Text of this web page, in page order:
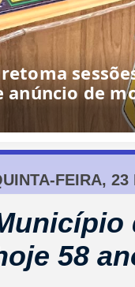
anúncio de
FEIRA, 23
58